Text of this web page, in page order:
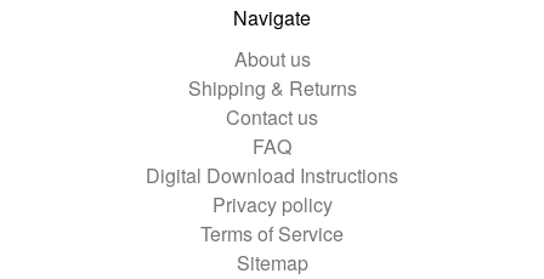
Navigate
About us
Shipping & Returns
Contact us
FAQ
Digital Download Instructions
Privacy policy
Terms of Service
Sitemap